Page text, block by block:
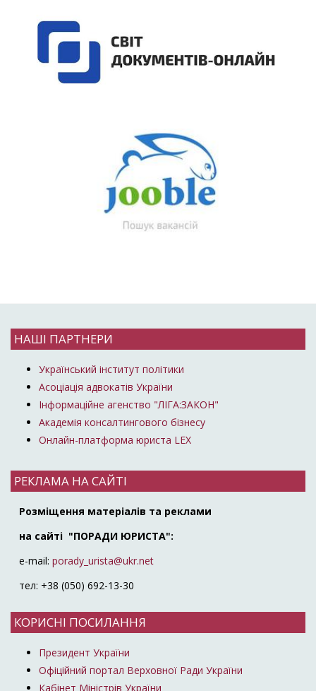
НАШІ ПАРТНЕРИ
Український інститут політики
Асоціація адвокатів України
Інформаційне агенство "ЛІГА:ЗАКОН"
Академія консалтингового бізнесу
Онлайн-платформа юриста LEX
РЕКЛАМА НА САЙТІ
Розміщення матеріалів та реклами
на сайті "ПОРАДИ ЮРИСТА":
e-mail: porady_urista@ukr.net
тел: +38 (050) 692-13-30
КОРИСНІ ПОСИЛАННЯ
Президент України
Офіційний портал Верховної Ради України
Кабінет Міністрів України